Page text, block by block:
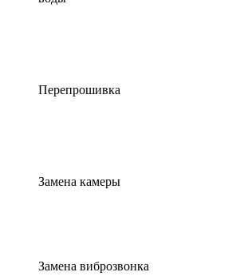
Перепрошивка
Замена камеры
Замена виброзвонка